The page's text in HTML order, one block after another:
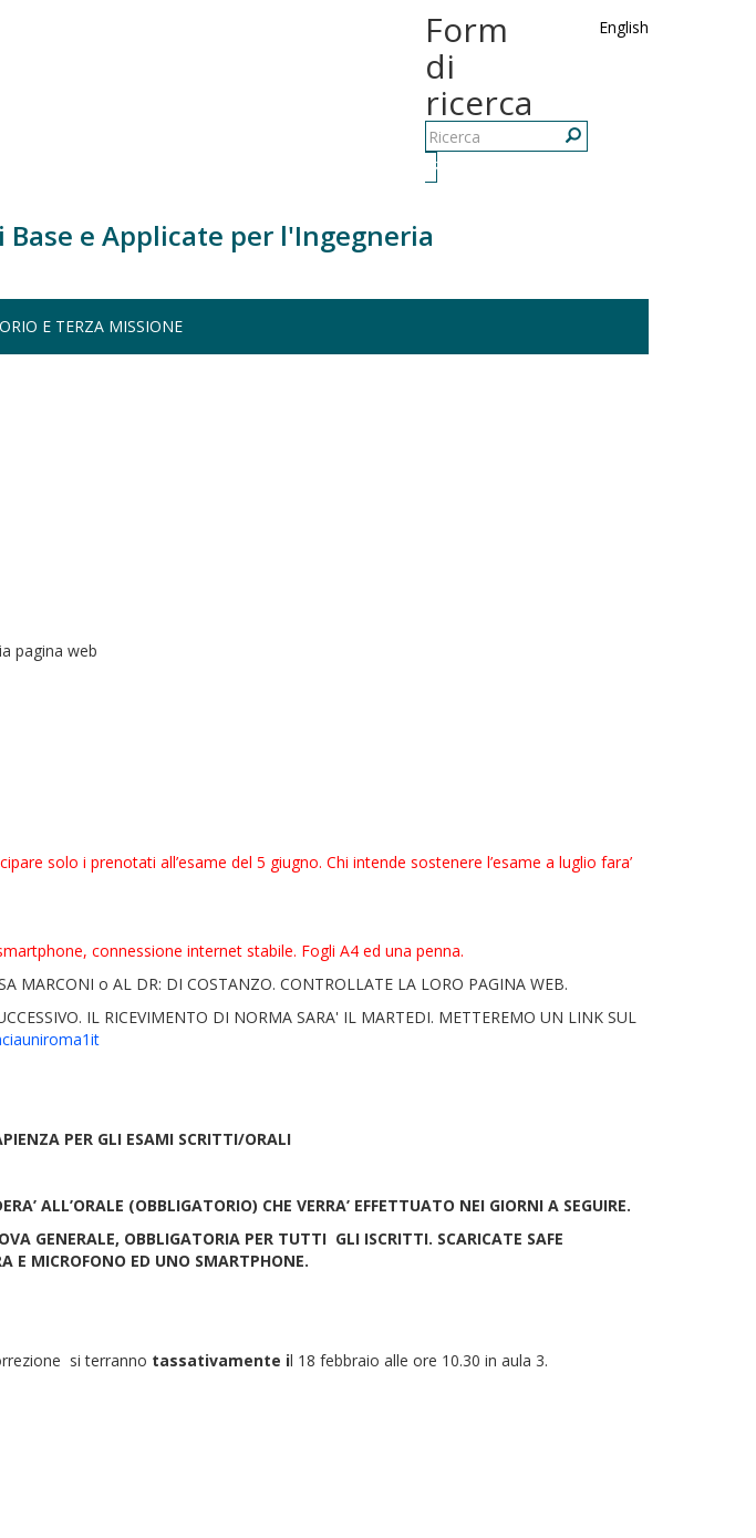
English
Form
di
ricerca
Ricerca
e Applicate per l'Ingegneria
E TERZA MISSIONE
2019-2020)
pagina web
solo i prenotati all’esame del 5 giugno. Chi intende sostenere l’esame a luglio fara’
connessione internet stabile. Fogli A4 ed una penna.
MARCONI o AL DR: DI COSTANZO. CONTROLLATE LA LORO PAGINA WEB.
IL RICEVIMENTO DI NORMA SARA' IL MARTEDI. METTEREMO UN LINK SUL
PER GLI ESAMI SCRITTI/ORALI
ALL’ORALE (OBBLIGATORIO) CHE VERRA’ EFFETTUATO NEI GIORNI A SEGUIRE.
GENERALE, OBBLIGATORIA PER TUTTI GLI ISCRITTI. SCARICATE SAFE
E MICROFONO ED UNO SMARTPHONE.
si terranno tassativamente il 18 febbraio alle ore 10.30 in aula 3.